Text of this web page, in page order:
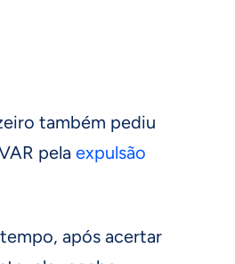
também pediu
pela expulsão
após acertar